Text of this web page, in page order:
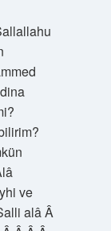
ve
alâ Â